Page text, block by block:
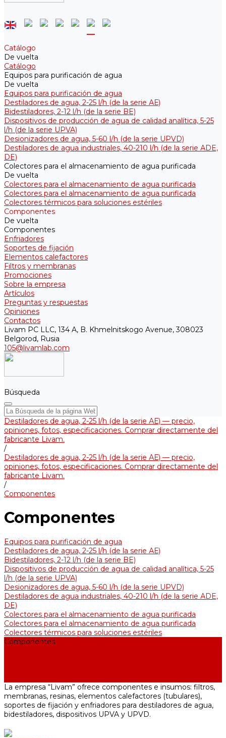
Catálogo
De vuelta
Catálogo
Equipos para purificación de agua
De vuelta
Equipos para purificación de agua
Destiladores de agua, 2-25 l/h (de la serie АЕ)
Bidestiladores, 2-12 l/h (de la serie BE)
Dispositivos de producción de agua de calidad analítica, 5-25
l/h (de la serie UPVA)
Desionizadores de agua, 5-60 l/h (de la serie UPVD)
Destiladores de agua industriales, 40-210 l/h (de la serie АDE,
DE)
Colectores para el almacenamiento de agua purificada
De vuelta
Colectores para el almacenamiento de agua purificada
Colectores para el almacenamiento de agua purificada
Colectores térmicos para soluciones estériles
Componentes
De vuelta
Componentes
Enfriadores
Soportes de fijación
Elementos calefactores
Filtros y membranas
Promociones
Sobre la empresa
Artículos
Preguntas y respuestas
Opiniones
Contactos
Livam PC LLC, 134 A, B. Khmelnitskogo Avenue, 308023
Belgorod, Rusia
105@livamlab.com
Búsqueda
Destiladores de agua, 2-25 l/h (de la serie АЕ) — precio,
opiniones, fotos, especificaciones. Comprar directamente del
fabricante Livam.
/
Destiladores de agua, 2-25 l/h (de la serie АЕ) — precio,
opiniones, fotos, especificaciones. Comprar directamente del
fabricante Livam.
/
Componentes
Componentes
Equipos para purificación de agua
Destiladores de agua, 2-25 l/h (de la serie АЕ)
Bidestiladores, 2-12 l/h (de la serie BE)
Dispositivos de producción de agua de calidad analítica, 5-25
l/h (de la serie UPVA)
Desionizadores de agua, 5-60 l/h (de la serie UPVD)
Destiladores de agua industriales, 40-210 l/h (de la serie АDE,
DE)
Colectores para el almacenamiento de agua purificada
Colectores para el almacenamiento de agua purificada
Colectores térmicos para soluciones estériles
Componentes
La empresa “Livam” ofrece componentes e insumos: filtros,
membranas, resinas, elementos calefactores (tubulares),
soportes de fijación y enfriadores para destiladores de agua,
bidestiladores, dispositivos UPVA y UPVD.